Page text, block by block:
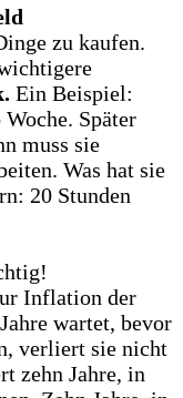
zu kaufen.
Ein Beispiel:
Später
muss sie
Was hat sie
20 Stunden
Inflation der
wartet, bevor
verliert sie nicht
zehn Jahre, in